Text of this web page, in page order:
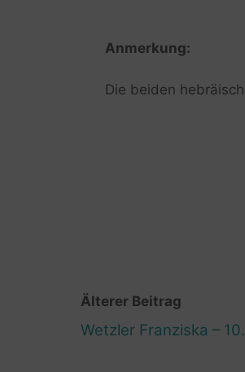
Anmerkung:
Die beiden
Älterer Beitrag
Wetzler Franziska –